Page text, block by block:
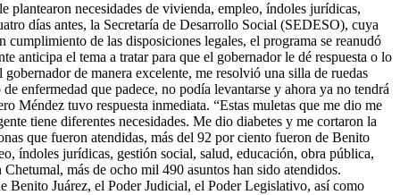
plantearon necesidades de vivienda, empleo, índoles jurídicas,
días antes, la Secretaría de Desarrollo Social (SEDESO), cuya
de las disposiciones legales, el programa se reanudó
anticipa el tema a tratar para que el gobernador le dé respuesta o lo
de manera excelente, me resolvió una silla de ruedas
enfermedad que padece, no podía levantarse y ahora ya no tendrá
Méndez tuvo respuesta inmediata. “Estas muletas que me dio me
tiene diferentes necesidades. Me dio diabetes y me cortaron la
que fueron atendidas, más del 92 por ciento fueron de Benito
índoles jurídicas, gestión social, salud, educación, obra pública,
más de ocho mil 490 asuntos han sido atendidos.
Benito Juárez, el Poder Judicial, el Poder Legislativo, así como